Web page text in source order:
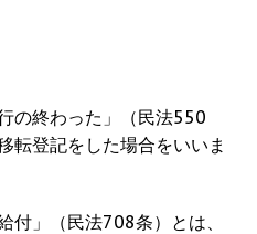
の終わった」（民法550
転登記をした場合をいいま
」（民法708条）とは、